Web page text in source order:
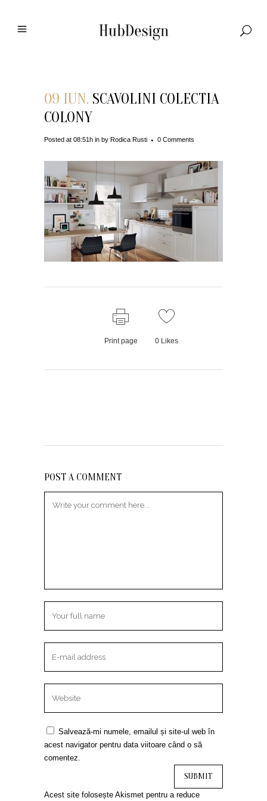
09 IUN. SCAVOLINI COLECTIA
COLONY
Posted at 08:51h in by Rodica Rusti 0 Comments
Print page 0Likes
POST A COMMENT
Salvează-mi numele, emailul și site-ul web în
acest navigator pentru data viitoare când o să
comentez.
Acest site folosește Akismet pentru a reduce